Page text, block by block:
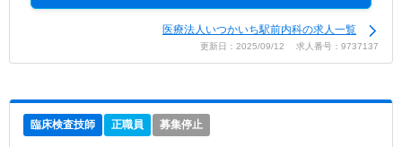
医療法人いつかいち駅前内科の求人一覧
更新日：2025/09/12 求人番号：9737137
臨床検査技師 正職員 募集停止